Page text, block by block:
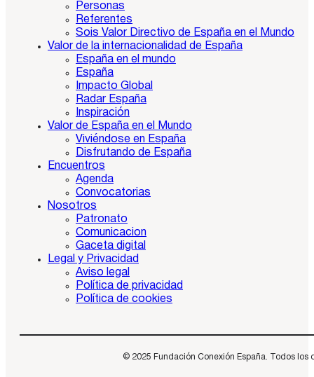
Personas
Referentes
Sois Valor Directivo de España en el Mundo
Valor de la internacionalidad de España
España en el mundo
España
Impacto Global
Radar España
Inspiración
Valor de España en el Mundo
Viviéndose en España
Disfrutando de España
Encuentros
Agenda
Convocatorias
Nosotros
Patronato
Comunicacion
Gaceta digital
Legal y Privacidad
Aviso legal
Política de privacidad
Política de cookies
© 2025 Fundación Conexión España. Todos los